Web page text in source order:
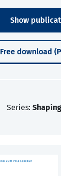
Show
Free download
Series: